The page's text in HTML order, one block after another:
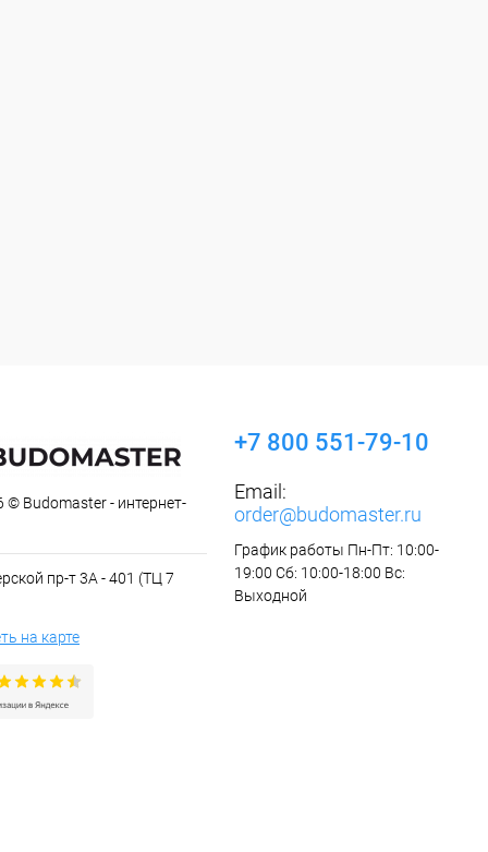
© Budomaster - интернет-
пр-т 3А - 401 (ТЦ 7
на карте
+7 800 551-79-10
Email:
order@budomaster.ru
График работы Пн-Пт: 10:00-
19:00 Сб: 10:00-18:00 Вс:
Выходной